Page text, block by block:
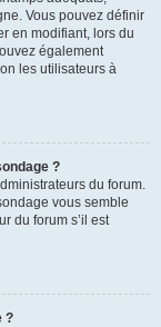
Vous pouvez définir
en modifiant, lors du
également
les utilisateurs à
?
du forum.
vous semble
du forum s’il est
?